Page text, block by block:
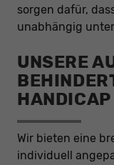
sorgen dafür,
unabhängig
UNSERE
HANDICAP
Wir bieten eine
individuell